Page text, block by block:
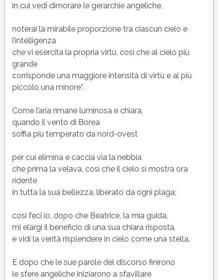
in cui vedi dimorare le gerarchie angeliche,
noterai la mirabile proporzione tra ciascun cielo e
l’intelligenza
che vi esercita la propria virtù, così che al cielo più
grande
corrisponde una maggiore intensità di virtù e al più
piccolo una minore”.
Come l’aria rimane luminosa e chiara,
quando il vento di Borea
soffia più temperato da nord-ovest
per cui elimina e caccia via la nebbia
che prima la velava, così che il cielo si mostra ora
ridente
in tutta la sua bellezza, liberato da ogni plaga;
così feci io, dopo che Beatrice, la mia guida,
mi elargì il beneficio di una sua chiara risposta,
e vidi la verità risplendere in cielo come una stella.
E dopo che le sue parole del discorso finirono
le sfere angeliche iniziarono a sfavillare